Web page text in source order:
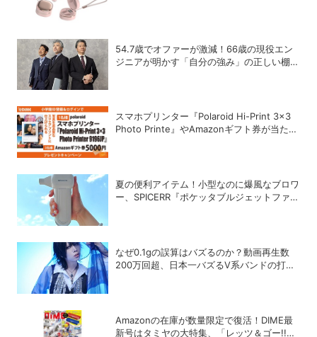
54.7歳でオファーが激減！66歳の現役エン
ジニアが明かす「自分の強み」の正しい棚卸
スマホプリンター『Polaroid Hi-Print 3×3
Photo Printe』やAmazonギフト券が当た
夏の便利アイテム！小型なのに爆風なブロワ
ー、SPICERR『ポケッタブルジェットファン
なぜ0.1gの誤算はバズるのか？動画再生数
200万回超、日本一バズるV系バンドの打算
Amazonの在庫が数量限定で復活！DIME最
新号はタミヤの大特集、「レッツ＆ゴー!!」